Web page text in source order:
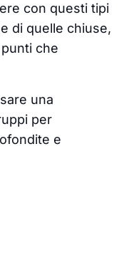
con questi tipi
di quelle chiuse,
che
una
per
e